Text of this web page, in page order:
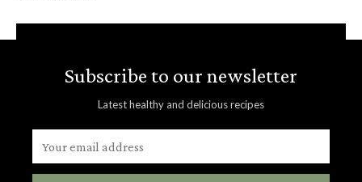
Subscribe to our newsletter
Latest healthy and delicious recipes